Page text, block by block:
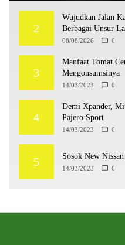
2
Wujudkan Jalan
Berbagai Unsur
08/08/2026 0
3
Manfaat Tomat
Mengonsumsinya
14/03/2023 0
4
Demi Xpander,
Pajero Sport
14/03/2023 0
5 Sosok New
14/03/2023 0